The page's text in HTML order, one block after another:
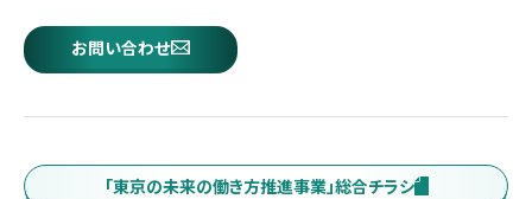
お問い合わせ
「東京の未来の働き方推進事業」総合チラシ